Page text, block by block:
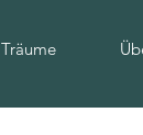
Träume